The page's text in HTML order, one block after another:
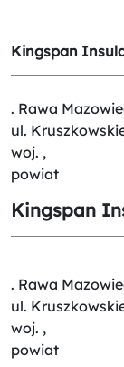
Kingspan
. Rawa
ul.
woj. ,
powiat
Kingspan
. Rawa
ul.
woj. ,
powiat